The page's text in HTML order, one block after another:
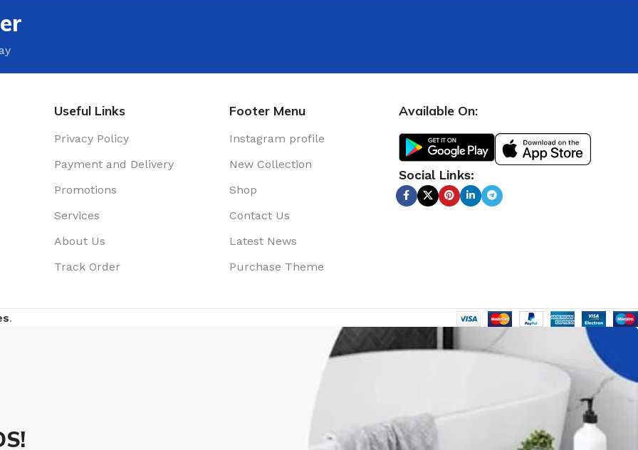
Useful Links
Privacy Policy
Payment and Delivery
Promotions
Services
About Us
Track Order
Footer Menu
Instagram profile
New Collection
Shop
Contact Us
Latest News
Purchase Theme
Available On:
Social Links:
.